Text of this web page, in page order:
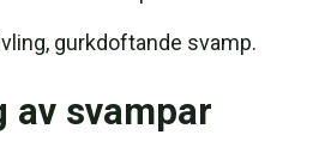
gurkdoftande svamp.
svampar